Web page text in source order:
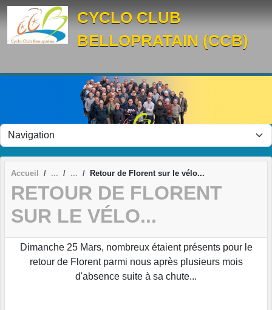
CYCLO CLUB
BELLOPRATAIN (CCB)
Accueil Retour de Florent sur le vélo...
RETOUR DE FLORENT
SUR LE VÉLO...
Dimanche 25 Mars, nombreux étaient présents pour le
retour de Florent parmi nous après plusieurs mois
d'absence suite à sa chute...
Panneau de gestion des cookies